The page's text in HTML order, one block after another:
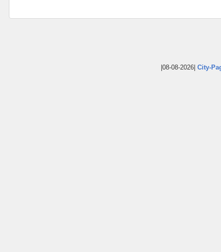
|08-08-2026| City-